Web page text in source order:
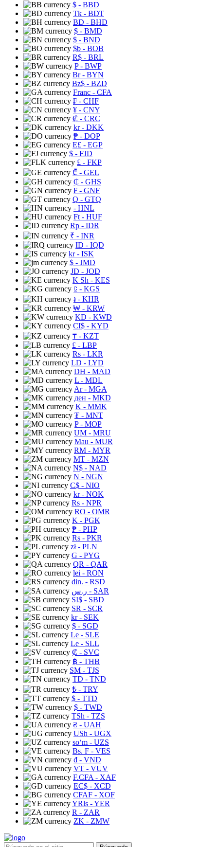
$ - BBD
Tk - BDT
BD - BHD
$ - BMD
$ - BND
$b - BOB
R$ - BRL
P- BWP
Br- BYN
Bz$ - BZD
Franc - CFA
₣ - CHF
¥ - CNY
₡ - CRC
kr- DKK
₱ - DOP
E£ - EGP
$ - FJD
£ - FKP
₾ - GEL
₵ - GHS
₣ - GNF
Q - GTQ
- HNL
Ft - HUF
Rp - IDR
₹ - INR
ID - IQD
kr- ISK
$ - JMD
JD - JOD
K Sh - KES
⃀ - KGS
៛ - KHR
₩ - KRW
KD - KWD
CI$ - KYD
₸ - KZT
£ - LBP
Rs - LKR
LD - LYD
DH - MAD
L - MDL
Ar- MGA
ден - MKD
K - MMK
₮ - MNT
P- MOP
UM - MRU
Mau - MUR
RM - MYR
MT - MZN
N$ - NAD
N - NGN
C$ - NIO
kr- NOK
Rs - NPR
RO - OMR
K - PGK
₱ - PHP
Rs - PKR
zł- PLN
G - PYG
QR - QAR
lei - RON
din. - RSD
ر.س - SAR
SI$ - SBD
SR - SCR
kr- SEK
$ - SGD
Le - SLE
Le - SLL
₡ - SVC
฿ - THB
ЅМ - TJS
TD - TND
₺ - TRY
$ - TTD
$ - TWD
TSh - TZS
₴ - UAH
USh - UGX
soʻm - UZS
Bs. F - VES
₫ - VND
VT - VUV
F.CFA - XAF
EC$ - XCD
CFAF - XOF
YRls - YER
R - ZAR
ZK - ZMW